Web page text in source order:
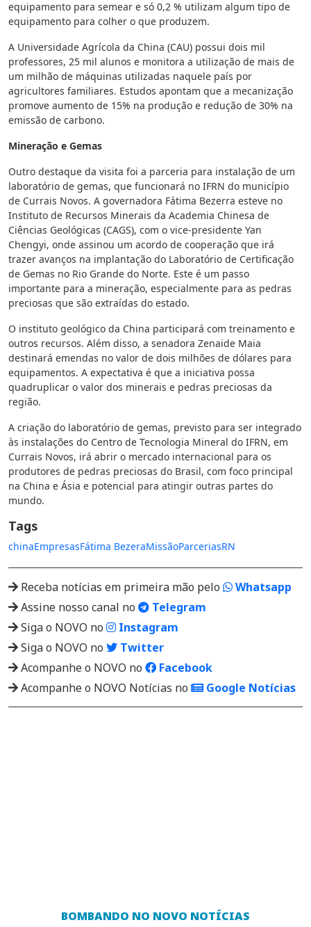
equipamento para semear e só 0,2 % utilizam algum tipo de
equipamento para colher o que produzem.
A Universidade Agrícola da China (CAU) possui dois mil
professores, 25 mil alunos e monitora a utilização de mais de
um milhão de máquinas utilizadas naquele país por
agricultores familiares. Estudos apontam que a mecanização
promove aumento de 15% na produção e redução de 30% na
emissão de carbono.
Mineração e Gemas
Outro destaque da visita foi a parceria para instalação de um
laboratório de gemas, que funcionará no IFRN do município
de Currais Novos. A governadora Fátima Bezerra esteve no
Instituto de Recursos Minerais da Academia Chinesa de
Ciências Geológicas (CAGS), com o vice-presidente Yan
Chengyi, onde assinou um acordo de cooperação que irá
trazer avanços na implantação do Laboratório de Certificação
de Gemas no Rio Grande do Norte. Este é um passo
importante para a mineração, especialmente para as pedras
preciosas que são extraídas do estado.
O instituto geológico da China participará com treinamento e
outros recursos. Além disso, a senadora Zenaide Maia
destinará emendas no valor de dois milhões de dólares para
equipamentos. A expectativa é que a iniciativa possa
quadruplicar o valor dos minerais e pedras preciosas da
região.
A criação do laboratório de gemas, previsto para ser integrado
às instalações do Centro de Tecnologia Mineral do IFRN, em
Currais Novos, irá abrir o mercado internacional para os
produtores de pedras preciosas do Brasil, com foco principal
na China e Ásia e potencial para atingir outras partes do
mundo.
Tags
chinaEmpresasFátima BezeraMissãoParceriasRN
Receba notícias em primeira mão pelo
Whatsapp
Assine nosso canal no
Telegram
Siga o NOVO no
Instagram
Siga o NOVO no
Twitter
Acompanhe o NOVO no
Facebook
Acompanhe o NOVO Notícias no
Google Notícias
BOMBANDO NO NOVO NOTÍCIAS